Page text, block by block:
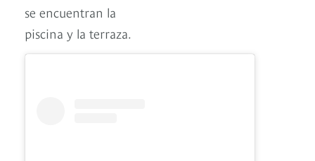
se encuentran la
piscina y la terraza.